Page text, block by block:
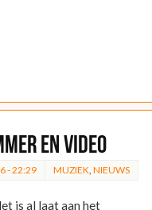
en video
- 22:29 MUZIEK NIEUWS
is al laat aan het